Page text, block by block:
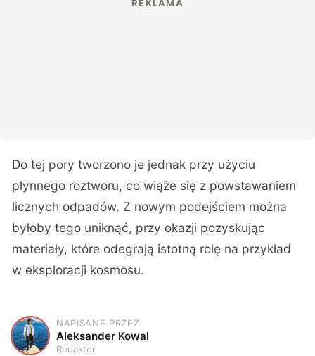
Do tej pory tworzono je jednak przy użyciu
płynnego roztworu, co wiąże się z powstawaniem
licznych odpadów. Z nowym podejściem można
byłoby tego uniknąć, przy okazji pozyskując
materiały, które odegrają istotną rolę na przykład
w eksploracji kosmosu.
A
NAPISANE PRZEZ
Aleksander Kowal
Redaktor